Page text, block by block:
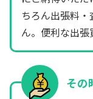
ちろん出張料
ん。便利な出張
その